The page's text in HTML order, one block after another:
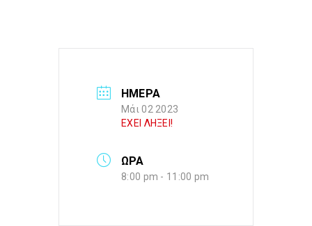
ΗΜΕΡΑ
Μάι 02 2023
ΕΧΕΙ ΛΗΞΕΙ!
ΩΡΑ
8:00 pm - 11:00 pm